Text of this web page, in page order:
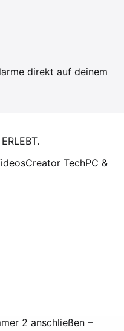
direkt auf deinem
Creator TechPC &
2 anschließen –